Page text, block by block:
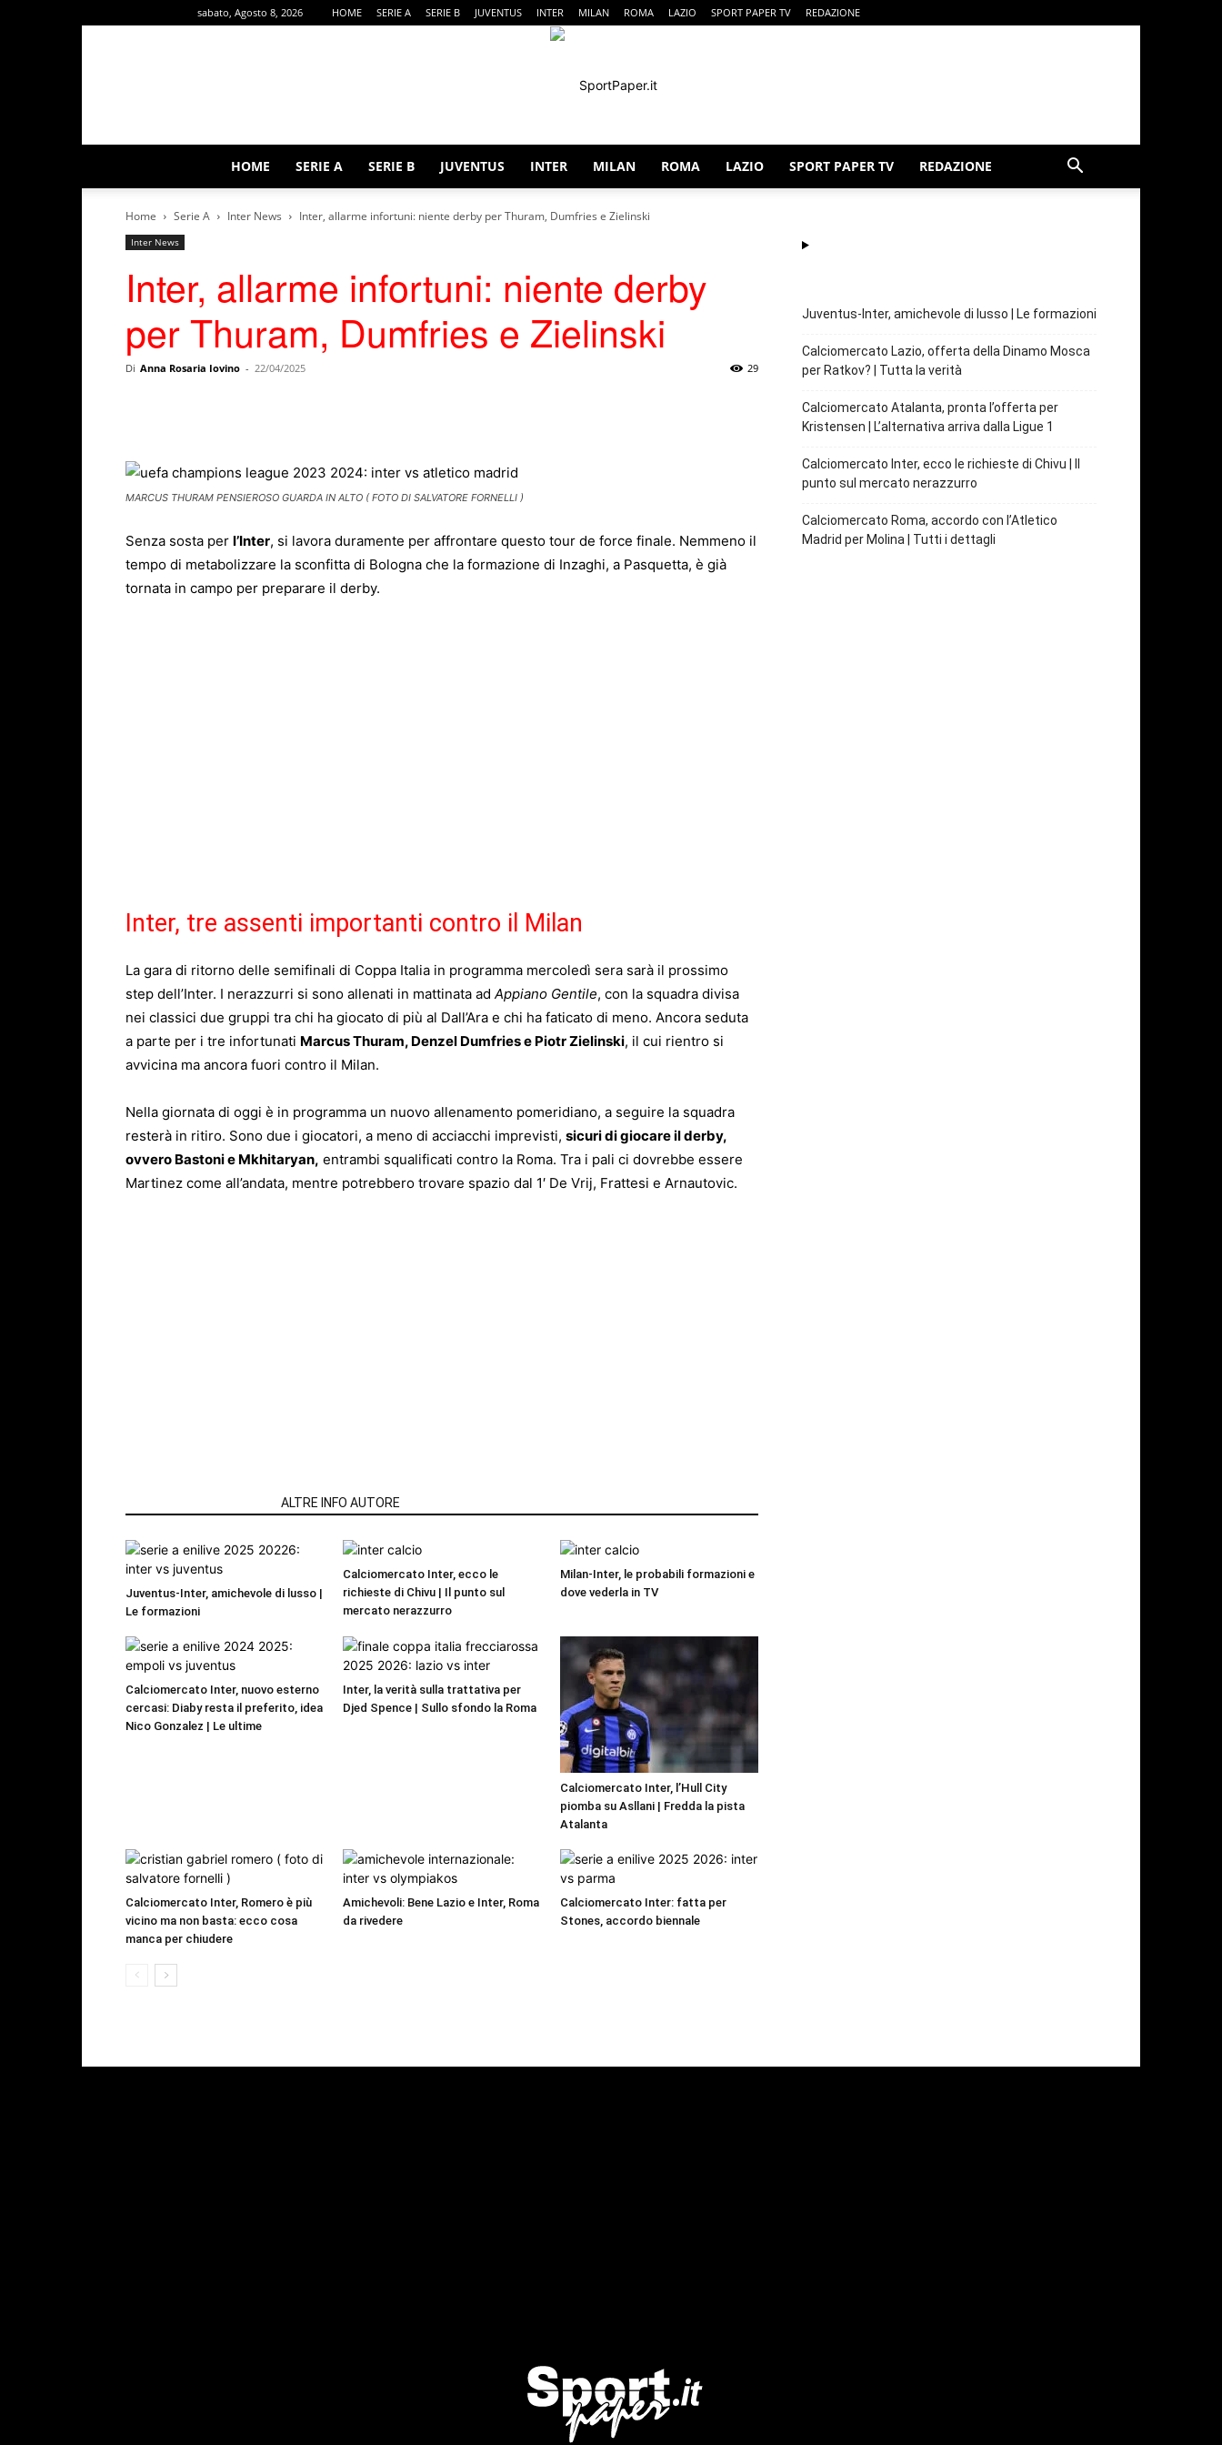
sabato, Agosto 8, 2026 HOME SERIE A SERIE B JUVENTUS INTER MILAN ROMA LAZIO SPORT PAPER TV REDAZIONE
HOME SERIE A SERIE B JUVENTUS INTER MILAN ROMA LAZIO SPORT PAPER TV REDAZIONE
Home Serie A Inter News Inter, allarme infortuni: niente derby per Thuram, Dumfries e Zielinski
Inter News
Inter, allarme infortuni: niente derby
per Thuram, Dumfries e Zielinski
Di Anna Rosaria Iovino - 22/04/2025 29
MARCUS THURAM PENSIEROSO GUARDA IN ALTO ( FOTO DI SALVATORE FORNELLI )
Senza sosta per l’Inter, si lavora duramente per affrontare questo tour de force finale. Nemmeno il
tempo di metabolizzare la sconfitta di Bologna che la formazione di Inzaghi, a Pasquetta, è già
tornata in campo per preparare il derby.
Inter, tre assenti importanti contro il Milan
La gara di ritorno delle semifinali di Coppa Italia in programma mercoledì sera sarà il prossimo
step dell’Inter. I nerazzurri si sono allenati in mattinata ad Appiano Gentile, con la squadra divisa
nei classici due gruppi tra chi ha giocato di più al Dall’Ara e chi ha faticato di meno. Ancora seduta
a parte per i tre infortunati Marcus Thuram, Denzel Dumfries e Piotr Zielinski, il cui rientro si
avvicina ma ancora fuori contro il Milan.
Nella giornata di oggi è in programma un nuovo allenamento pomeridiano, a seguire la squadra
resterà in ritiro. Sono due i giocatori, a meno di acciacchi imprevisti, sicuri di giocare il derby,
ovvero Bastoni e Mkhitaryan, entrambi squalificati contro la Roma. Tra i pali ci dovrebbe essere
Martinez come all’andata, mentre potrebbero trovare spazio dal 1′ De Vrij, Frattesi e Arnautovic.
ALTRE INFO AUTORE
Juventus-Inter, amichevole di lusso |
Le formazioni
Calciomercato Inter, ecco le
richieste di Chivu | Il punto sul
mercato nerazzurro
Milan-Inter, le probabili formazioni e
dove vederla in TV
Calciomercato Inter, nuovo esterno
cercasi: Diaby resta il preferito, idea
Nico Gonzalez | Le ultime
Inter, la verità sulla trattativa per
Djed Spence | Sullo sfondo la Roma
Calciomercato Inter, l’Hull City
piomba su Asllani | Fredda la pista
Atalanta
Calciomercato Inter, Romero è più
vicino ma non basta: ecco cosa
manca per chiudere
Amichevoli: Bene Lazio e Inter, Roma
da rivedere
Calciomercato Inter: fatta per
Stones, accordo biennale
Juventus-Inter, amichevole di lusso | Le formazioni
Calciomercato Lazio, offerta della Dinamo Mosca
per Ratkov? | Tutta la verità
Calciomercato Atalanta, pronta l’offerta per
Kristensen | L’alternativa arriva dalla Ligue 1
Calciomercato Inter, ecco le richieste di Chivu | Il
punto sul mercato nerazzurro
Calciomercato Roma, accordo con l’Atletico
Madrid per Molina | Tutti i dettagli